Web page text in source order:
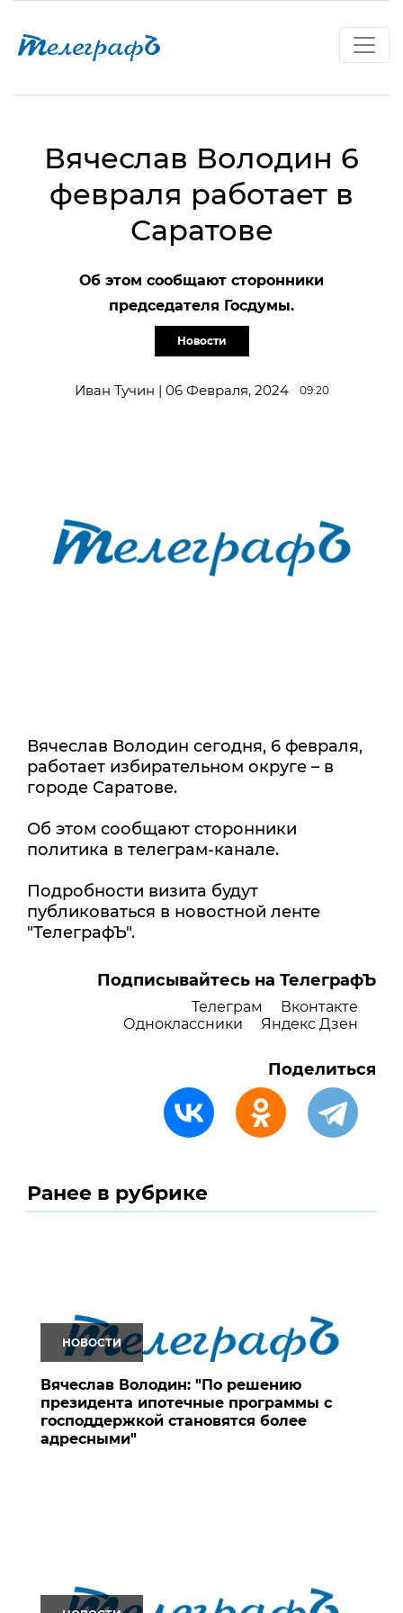
Вячеслав Володин 6
февраля работает в
Саратове
Об этом сообщают сторонники
председателя Госдумы.
Новости
Иван Тучин | 06 Февраля, 2024 09:20
Вячеслав Володин сегодня, 6 февраля,
работает избирательном округе – в
городе Саратове.
Об этом сообщают сторонники
политика в телеграм-канале.
Подробности визита будут
публиковаться в новостной ленте
"ТелеграфЪ".
Подписывайтесь на ТелеграфЪ
Телеграм
Вконтакте
Одноклассники
Яндекс Дзен
Поделиться
Ранее в рубрике
НОВОСТИ
Вячеслав Володин: "По решению
президента ипотечные программы с
господдержкой становятся более
адресными"